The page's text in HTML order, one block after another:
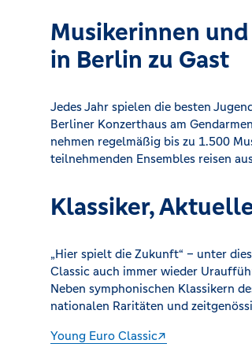
Musikerinnen
in Berlin zu Gast
Jedes Jahr spielen die besten
Berliner Konzerthaus am
nehmen regelmäßig bis zu 1.500
teilnehmenden Ensembles reisen
Klassiker,
„Hier spielt die Zukunft“ – unter
Classic auch immer wieder
Neben symphonischen Klassikern
nationalen Raritäten und
Young Euro Classic